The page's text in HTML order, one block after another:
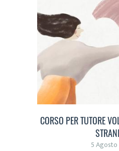
CORSO PER TUTORE
5